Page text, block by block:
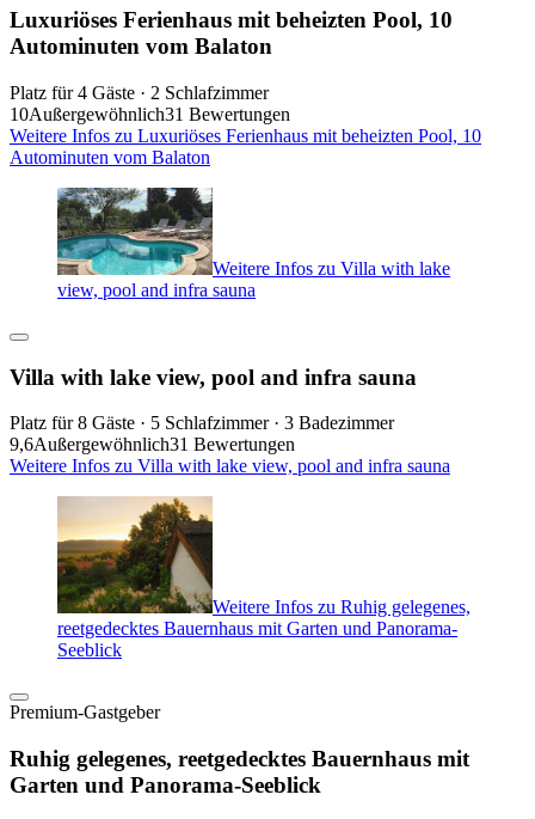
Luxuriöses Ferienhaus mit beheizten Pool, 10
Autominuten vom Balaton
Platz für 4 Gäste · 2 Schlafzimmer
10Außergewöhnlich31 Bewertungen
Weitere Infos zu Luxuriöses Ferienhaus mit beheizten Pool, 10
Autominuten vom Balaton
Weitere Infos zu Villa with lake
view, pool and infra sauna
Villa with lake view, pool and infra sauna
Platz für 8 Gäste · 5 Schlafzimmer · 3 Badezimmer
9,6Außergewöhnlich31 Bewertungen
Weitere Infos zu Villa with lake view, pool and infra sauna
Weitere Infos zu Ruhig gelegenes,
reetgedecktes Bauernhaus mit Garten und Panorama-
Seeblick
Premium-Gastgeber
Ruhig gelegenes, reetgedecktes Bauernhaus mit
Garten und Panorama-Seeblick